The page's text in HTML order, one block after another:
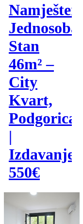
Namješten
Jednosoban
Stan
46m² –
City
Kvart,
Podgorica
|
Izdavanje
550€